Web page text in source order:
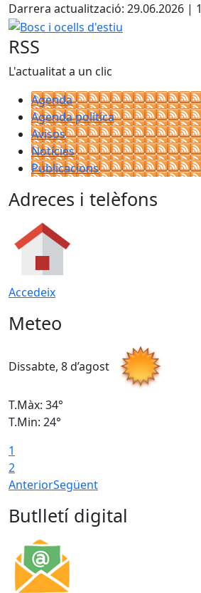
Darrera actualització: 29.06.2026 |
Bosc i ocells d'estiu
RSS
L'actualitat a un clic
Agenda
Agenda política
Avisos
Notícies
Publicacions
Adreces i telèfons
Accedeix
Meteo
Dissabte, 8 d’agost
T.Màx: 34°
T.Min: 24°
1
2
AnteriorSegüent
Butlletí digital